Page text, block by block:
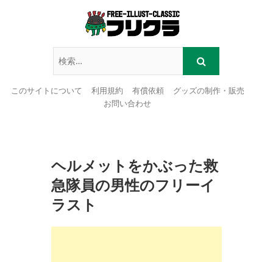
このサイトについて 利用規約 有償依頼
グッズの制作・販売
お問い合わせ
ヘルメットをかぶった救
急隊員の男性のフリーイ
ラスト